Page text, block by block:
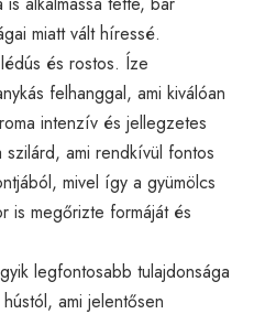
miatt vált híressé.
és rostos. Íze
felhanggal, ami kiválóan
intenzív és jellegzetes
ami rendkívül fontos
mivel így a gyümölcs
is megőrizte formáját és
legfontosabb tulajdonsága
ami jelentősen